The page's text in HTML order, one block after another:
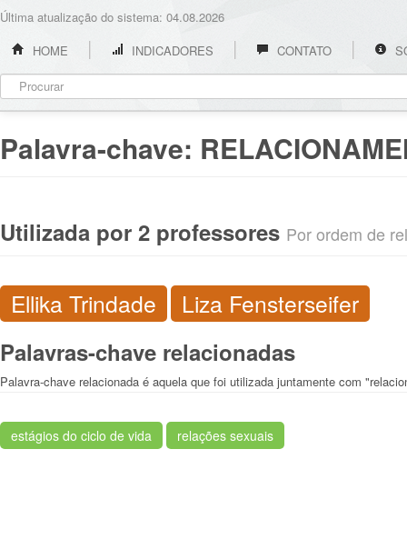
Última atualização do sistema: 04.08.2026
HOME
INDICADORES CONTATO
Palavra-chave:
Utilizada por 2 professores Por ordem de
Ellika Trindade Liza Fensterseifer
Palavras-chave relacionadas
Palavra-chave relacionada é aquela que foi utilizada juntamente com
estágios do ciclo de vida relações sexuais